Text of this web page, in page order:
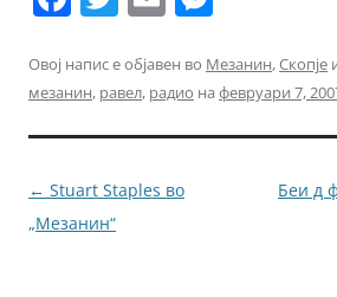
c
e
b
o
o
itt
er
ai
l
ss
e
n
Овој напис е објавен во Мезанин,Скопје
мезанин, равел, радио на февруари 7,
Навигација
за
← Stuart Staples во
„Мезанин“
Беи д